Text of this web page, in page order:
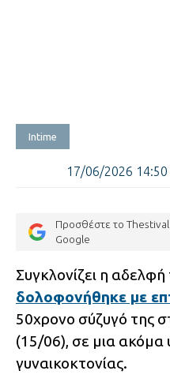
Intime
17/06/2026 14:50
Προσθέστε το
Google
Συγκλονίζει η
δολοφονήθηκε με
50χρονο σύζυγό της
(15/06), σε μια ακόμα
γυναικοκτονίας.